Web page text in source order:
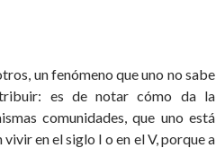
un fenómeno que uno no sabe
es de notar cómo da la
comunidades, que uno está
en el siglo I o en el V, porque a